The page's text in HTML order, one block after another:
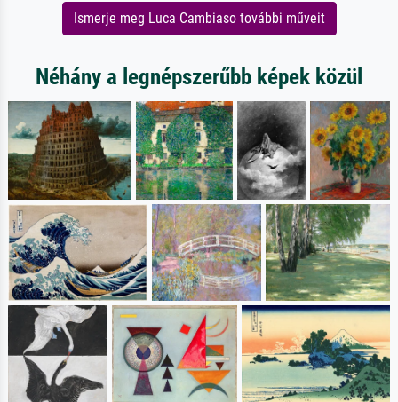
Ismerje meg Luca Cambiaso további műveit
Néhány a legnépszerűbb képek közül